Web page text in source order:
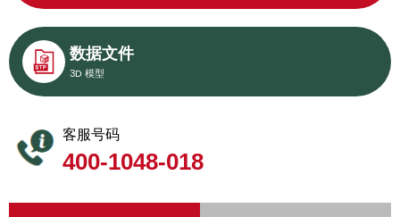
数据文件
3D 模型
客服号码
400-1048-018